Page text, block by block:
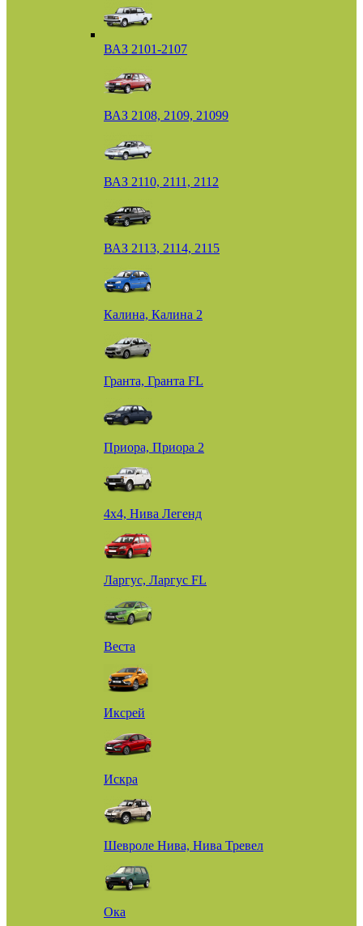
ВАЗ 2101-2107
ВАЗ 2108, 2109, 21099
ВАЗ 2110, 2111, 2112
ВАЗ 2113, 2114, 2115
Калина, Калина 2
Гранта, Гранта FL
Приора, Приора 2
4х4, Нива Легенд
Ларгус, Ларгус FL
Веста
Иксрей
Искра
Шевроле Нива, Нива Тревел
Ока